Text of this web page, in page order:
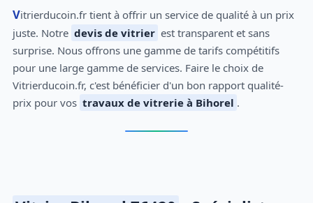
Vitrierducoin.fr tient à offrir un service de qualité à un prix
juste. Notre devis de vitrier est transparent et sans
surprise. Nous offrons une gamme de tarifs compétitifs
pour une large gamme de services. Faire le choix de
Vitrierducoin.fr, c'est bénéficier d'un bon rapport qualité-
prix pour vos travaux de vitrerie à Bihorel .